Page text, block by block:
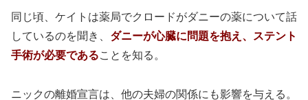
同じ頃、ケイトは薬局でクロードがダニーの薬について話
しているのを聞き、 ダニーが心臓に問題を抱え、ステント
手術が必要である ことを知る。
ニックの離婚宣言は、他の夫婦の関係にも影響を与える。